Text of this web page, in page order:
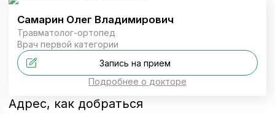
Самарин Олег Владимирович
Травматолог-ортопед
Врач первой категории
Запись на прием
Подробнее о докторе
Адрес, как добраться